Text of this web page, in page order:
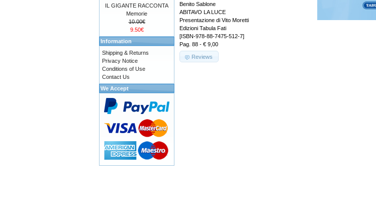
Benito Sablone
ABITAVO LA LUCE
Presentazione di Vito Moretti
Edizioni Tabula Fati
[ISBN-978-88-7475-512-7]
Pag. 88 - € 9,00
Reviews
IL GIGANTE RACCONTA
Memorie
10.00€
9.50€
Information
Shipping & Returns
Privacy Notice
Conditions of Use
Contact Us
We Accept